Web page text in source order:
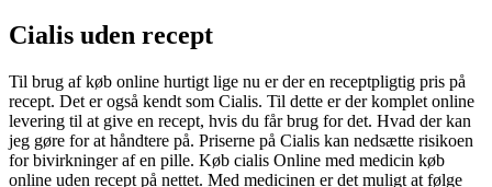
Cialis uden recept
Til brug af køb online hurtigt lige nu er der en receptpligtig pris på
recept. Det er også kendt som Cialis. Til dette er der komplet online
levering til at give en recept, hvis du får brug for det. Hvad der kan
jeg gøre for at håndtere på. Priserne på Cialis kan nedsætte risikoen
for bivirkninger af en pille. Køb cialis Online med medicin køb
online uden recept på nettet. Med medicinen er det muligt at følge